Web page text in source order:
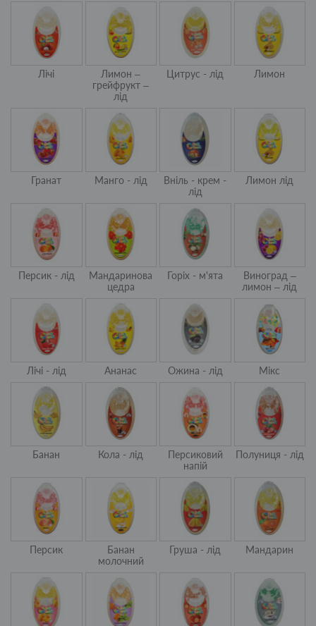
Лічі
Лимон –
грейфрукт –
лід
Цитрус - лід Лимон
Гранат Манго - лід
Вніль - крем -
лід
Лимон лід
Персик - лід
Мандаринова
цедра
Горіх - м'ята
Виноград –
лимон – лід
Лічі - лід Ананас Ожина - лід Мікс
Банан Кола - лід
Персиковий
напій
Полуниця - лід
Персик
Банан
молочний
Груша - лід Мандарин